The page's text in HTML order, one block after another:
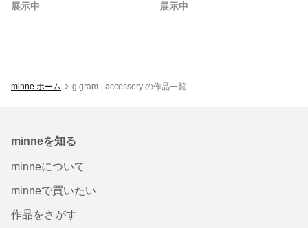
展示中
展示中
minne ホーム g.gram_ accessory の作品一覧
minneを知る
minneについて
minneで買いたい
作品をさがす